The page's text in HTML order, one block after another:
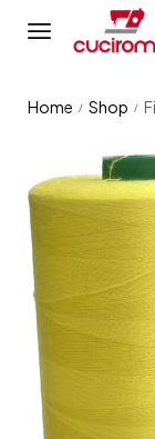
Home / Shop /